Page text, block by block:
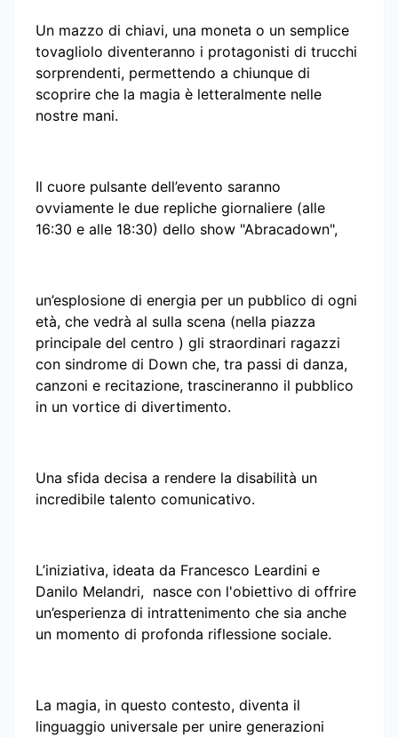
Un mazzo di chiavi, una moneta o un semplice
tovagliolo diventeranno i protagonisti di trucchi
sorprendenti, permettendo a chiunque di
scoprire che la magia è letteralmente nelle
nostre mani.
Il cuore pulsante dell’evento saranno
ovviamente le due repliche giornaliere (alle
16:30 e alle 18:30) dello show "Abracadown",
un’esplosione di energia per un pubblico di ogni
età, che vedrà al sulla scena (nella piazza
principale del centro ) gli straordinari ragazzi
con sindrome di Down che, tra passi di danza,
canzoni e recitazione, trascineranno il pubblico
in un vortice di divertimento.
Una sfida decisa a rendere la disabilità un
incredibile talento comunicativo.
L’iniziativa, ideata da Francesco Leardini e
Danilo Melandri, nasce con l'obiettivo di offrire
un’esperienza di intrattenimento che sia anche
un momento di profonda riflessione sociale.
La magia, in questo contesto, diventa il
linguaggio universale per unire generazioni